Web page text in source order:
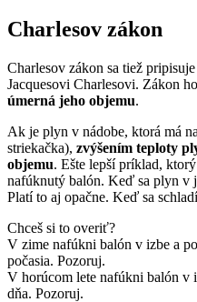
Charlesov zákon
Charlesov zákon sa tiež
Jacquesovi Charlesovi. Zákon
úmerná jeho objemu.
Ak je plyn v nádobe, ktorá má
striekačka), zvýšením teploty
objemu. Ešte lepší príklad,
nafúknutý balón. Keď sa plyn v
Platí to aj opačne. Keď sa
Chceš si to overiť?
V zime nafúkni balón v izbe a
počasia. Pozoruj.
V horúcom lete nafúkni balón v
dňa. Pozoruj.